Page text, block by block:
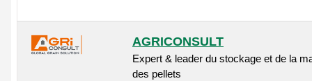
AGRICONSULT
Expert & leader du stockage et de la
des pellets